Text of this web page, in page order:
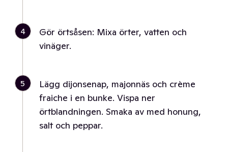
4
Gör örtsåsen: Mixa örter, vatten och
vinäger.
5
Lägg dijonsenap, majonnäs och crème
fraiche i en bunke. Vispa ner
örtblandningen. Smaka av med honung,
salt och peppar.